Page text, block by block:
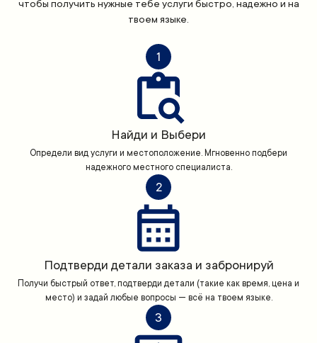
чтобы получить нужные тебе услуги быстро, надежно и на
твоем языке.
1
Найди и Выбери
Определи вид услуги и местоположение. Мгновенно подбери
надежного местного специалиста.
2
Подтверди детали заказа и забронируй
Получи быстрый ответ, подтверди детали (такие как время, цена и
место) и задай любые вопросы — всё на твоем языке.
3